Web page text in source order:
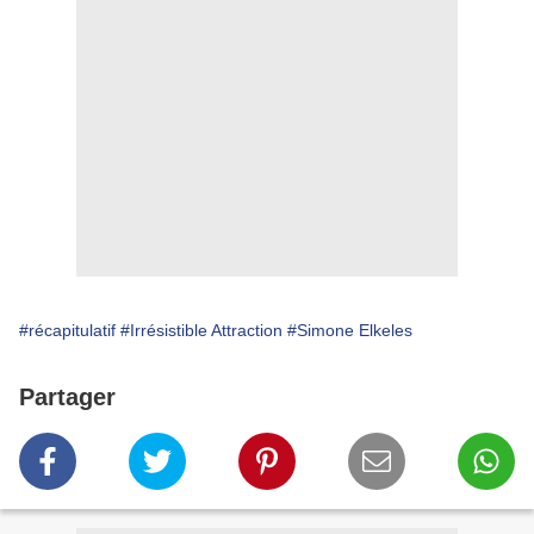
#récapitulatif #Irrésistible Attraction #Simone Elkeles
Partager